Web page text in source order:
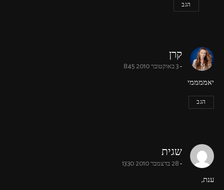
הגב
קרןsays:
3 באוקטובר 2010 8:45
יאממממי
הגב
שגיתsays:
28 בדצמבר 2010 13:30
ענת,